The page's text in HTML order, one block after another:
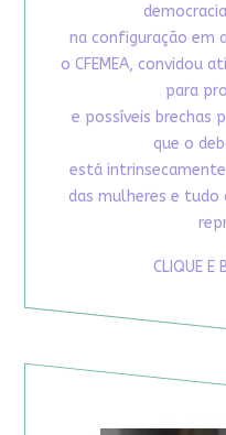
na configuração em
o CFEMEA, convidou
para
e possíveis brechas
que o
está
das mulheres e tudo
CLIQUE E